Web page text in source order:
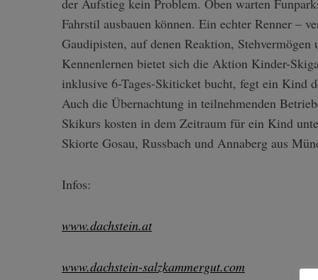
der Aufstieg kein Problem. Oben warten
Fahrstil ausbauen können. Ein echter Renner –
Gaudipisten, auf denen Reaktion,
Kennenlernen bietet sich die Aktion Kinder-
inklusive 6-Tages-Skiticket bucht, fegt ein Kind
Auch die Übernachtung in teilnehmenden
Skikurs kosten in dem Zeitraum für ein Kind
Skiorte Gosau, Russbach und Annaberg aus
Infos:
www.dachstein.at
www.dachstein-salzkammergut.com
S
h